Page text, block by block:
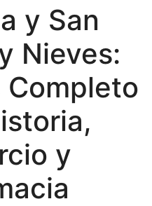
y San
Nieves:
Completo
y